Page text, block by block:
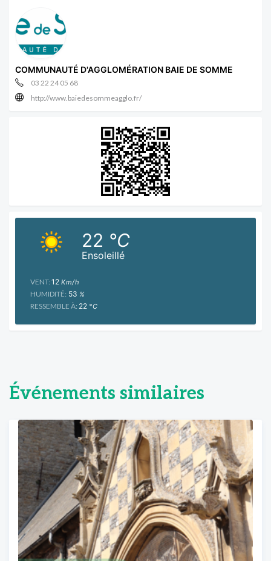
COMMUNAUTÉ D'AGGLOMÉRATION BAIE DE SOMME
03 22 24 05 68
http://www.baiedesommeagglo.fr/
Ensoleillé
22 °C
VENT: 12 Km/h
HUMIDITÉ: 53 %
RESSEMBLE À: 22 °C
Événements similaires